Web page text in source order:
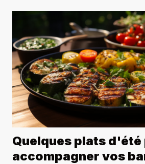
Quelques plats d'été
accompagner vos